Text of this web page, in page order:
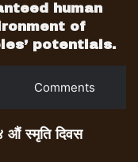
human
of
potentials.
Comments
औं स्मृति दिवस